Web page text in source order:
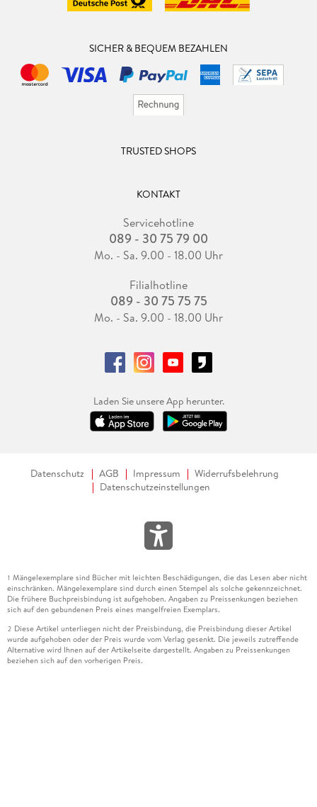
SICHER & BEQUEM BEZAHLEN
TRUSTED SHOPS
KONTAKT
Servicehotline
089 - 30 75 79 00
Mo. - Sa. 9.00 - 18.00 Uhr
Filialhotline
089 - 30 75 75 75
Mo. - Sa. 9.00 - 18.00 Uhr
Laden Sie unsere App herunter.
Datenschutz AGB Impressum
Widerrufsbelehrung
Datenschutzeinstellungen
1 Mängelexemplare sind Bücher mit leichten Beschädigungen, die das Lesen aber nicht
einschränken. Mängelexemplare sind durch einen Stempel als solche gekennzeichnet.
Die frühere Buchpreisbindung ist aufgehoben. Angaben zu Preissenkungen beziehen
sich auf den gebundenen Preis eines mangelfreien Exemplars.
2 Diese Artikel unterliegen nicht der Preisbindung, die Preisbindung dieser Artikel
wurde aufgehoben oder der Preis wurde vom Verlag gesenkt. Die jeweils zutreffende
Alternative wird Ihnen auf der Artikelseite dargestellt. Angaben zu Preissenkungen
beziehen sich auf den vorherigen Preis.